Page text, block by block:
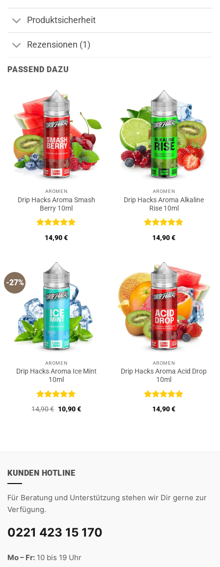
Produktsicherheit
Rezensionen (1)
PASSEND DAZU
AROMEN
Drip Hacks Aroma Smash
Berry 10ml
Bewertet
mit5von
14,90€
AROMEN
Drip Hacks Aroma Alkaline
Rise 10ml
Bewertet
mit5von
14,90€
-27%
AROMEN
Drip Hacks Aroma Ice Mint
10ml
Bewertet
mit 5 von
14,90€ Ursprünglicher
Preis
10,90€Aktueller
AROMEN
Drip Hacks Aroma Acid Drop
10ml
Bewertet
mit 5von
14,90€
KUNDEN HOTLINE
Für Beratung und Unterstützung stehen wir Dir gerne zur
Verfügung.
0221 423 15 170
Mo – Fr: 10 bis 19 Uhr